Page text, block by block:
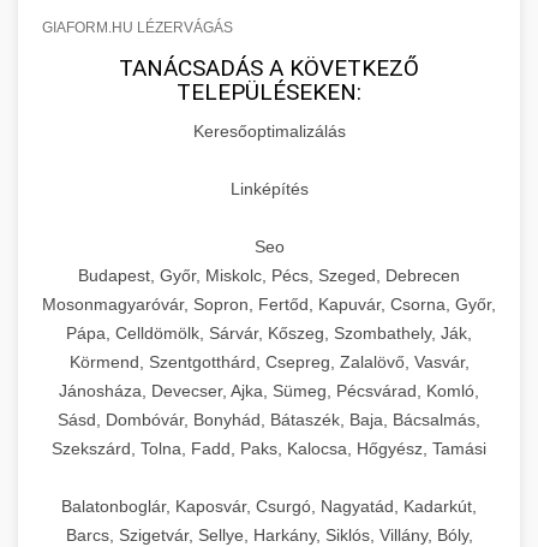
GIAFORM.HU LÉZERVÁGÁS
TANÁCSADÁS A KÖVETKEZŐ
TELEPÜLÉSEKEN:
Keresőoptimalizálás
Linképítés
Seo
Budapest, Győr, Miskolc, Pécs, Szeged, Debrecen
Mosonmagyaróvár, Sopron, Fertőd, Kapuvár, Csorna, Győr,
Pápa, Celldömölk, Sárvár, Kőszeg, Szombathely, Ják,
Körmend, Szentgotthárd, Csepreg, Zalalövő, Vasvár,
Jánosháza, Devecser, Ajka, Sümeg, Pécsvárad, Komló,
Sásd, Dombóvár, Bonyhád, Bátaszék, Baja, Bácsalmás,
Szekszárd, Tolna, Fadd, Paks, Kalocsa, Hőgyész, Tamási
Balatonboglár, Kaposvár, Csurgó, Nagyatád, Kadarkút,
Barcs, Szigetvár, Sellye, Harkány, Siklós, Villány, Bóly,